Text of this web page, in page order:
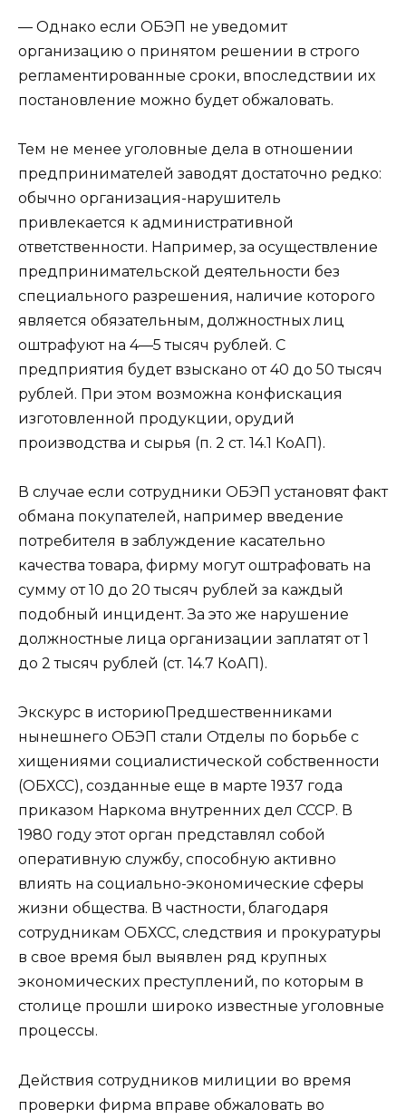
— Однако если ОБЭП не уведомит
организацию о принятом решении в строго
регламентированные сроки, впоследствии их
постановление можно будет обжаловать.
Тем не менее уголовные дела в отношении
предпринимателей заводят достаточно редко:
обычно организация-нарушитель
привлекается к административной
ответственности. Например, за осуществление
предпринимательской деятельности без
специального разрешения, наличие которого
является обязательным, должностных лиц
оштрафуют на 4—5 тысяч рублей. С
предприятия будет взыскано от 40 до 50 тысяч
рублей. При этом возможна конфискация
изготовленной продукции, орудий
производства и сырья (п. 2 ст. 14.1 КоАП).
В случае если сотрудники ОБЭП установят факт
обмана покупателей, например введение
потребителя в заблуждение касательно
качества товара, фирму могут оштрафовать на
сумму от 10 до 20 тысяч рублей за каждый
подобный инцидент. За это же нарушение
должностные лица организации заплатят от 1
до 2 тысяч рублей (ст. 14.7 КоАП).
Экскурс в историю Предшественниками
нынешнего ОБЭП стали Отделы по борьбе с
хищениями социалистической собственности
(ОБХСС), созданные еще в марте 1937 года
приказом Наркома внутренних дел СССР. В
1980 году этот орган представлял собой
оперативную службу, способную активно
влиять на социально-экономические сферы
жизни общества. В частности, благодаря
сотрудникам ОБХСС, следствия и прокуратуры
в свое время был выявлен ряд крупных
экономических преступлений, по которым в
столице прошли широко известные уголовные
процессы.
Действия сотрудников милиции во время
проверки фирма вправе обжаловать во